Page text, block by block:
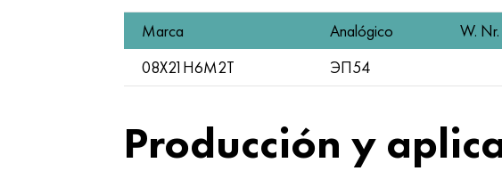
Marca Analógico W. Nr.
08Х21Н6М2Т
ЭП54
Producción y